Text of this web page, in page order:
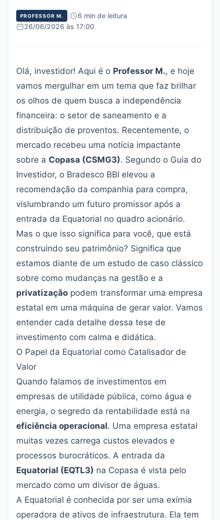
PROFESSOR M.
6 min de leitura
26/06/2026 às 17:00
Olá, investidor! Aqui é o Professor M., e hoje
vamos mergulhar em um tema que faz brilhar
os olhos de quem busca a independência
financeira: o setor de saneamento e a
distribuição de proventos. Recentemente, o
mercado recebeu uma notícia impactante
sobre a Copasa (CSMG3). Segundo o Guia do
Investidor, o Bradesco BBI elevou a
recomendação da companhia para compra,
vislumbrando um futuro promissor após a
entrada da Equatorial no quadro acionário.
Mas o que isso significa para você, que está
construindo seu patrimônio? Significa que
estamos diante de um estudo de caso clássico
sobre como mudanças na gestão e a
privatização podem transformar uma empresa
estatal em uma máquina de gerar valor. Vamos
entender cada detalhe dessa tese de
investimento com calma e didática.
O Papel da Equatorial como Catalisador de
Valor
Quando falamos de investimentos em
empresas de utilidade pública, como água e
energia, o segredo da rentabilidade está na
eficiência operacional. Uma empresa estatal
muitas vezes carrega custos elevados e
processos burocráticos. A entrada da
Equatorial (EQTL3) na Copasa é vista pelo
mercado como um divisor de águas.
A Equatorial é conhecida por ser uma exímia
operadora de ativos de infraestrutura. Ela tem